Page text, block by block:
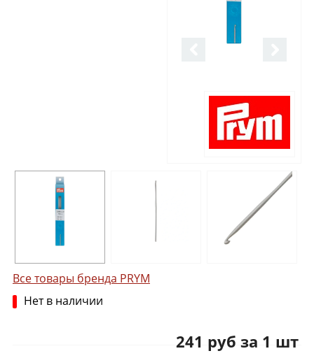
Все товары бренда PRYM
Нет в наличии
241 руб за 1 шт